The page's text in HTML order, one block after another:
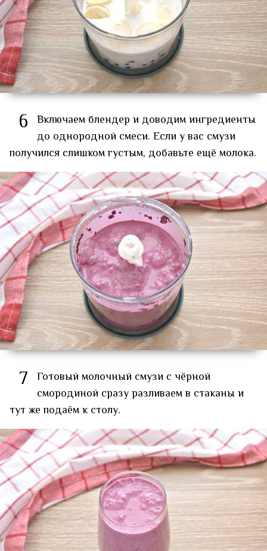
6 Включаем блендер и доводим ингредиенты
до однородной смеси. Если у вас смузи
получился слишком густым, добавьте ещё молока.
7 Готовый молочный смузи с чёрной
смородиной сразу разливаем в стаканы и
тут же подаём к столу.